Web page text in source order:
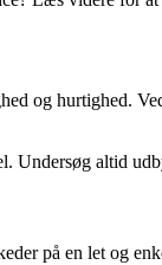
og hurtighed.
altid
på en let og